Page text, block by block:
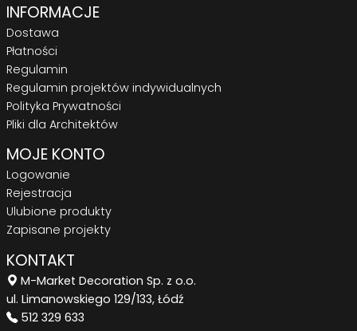
INFORMACJE
Dostawa
Płatności
Regulamin
Regulamin projektów indywidualnych
Polityka Prywatności
Pliki dla Architektów
MOJE KONTO
Logowanie
Rejestracja
Ulubione produkty
Zapisane projekty
KONTAKT
M-Market Decoration Sp. z o.o.
ul. Limanowskiego 129/133, Łódź
512 329 633